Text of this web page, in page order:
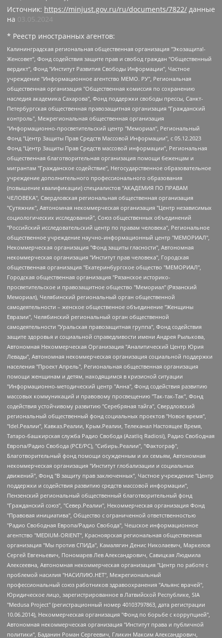
Источник: https://minjust.gov.ru/ru/documents/7822/ данные
на 03.05.2024
* Реестр иностранных агентов:
Калининградская региональная общественная организация "Экозащита!-Женсовет", Фонд содействия защите прав и свобод граждан "Общественный вердикт", Фонд "Институт Развития Свободы Информации", Частное учреждение "Информационное агентство МЕМО. РУ", Региональная общественная организация "Общественная комиссия по сохранению наследия академика Сахарова", Фонд поддержки свободы прессы, Санкт-Петербургская общественная правозащитная организация "Гражданский контроль", Межрегиональная общественная организация "Информационно-просветительский центр "Мемориал", Региональный Фонд "Центр Защиты Прав Средств Массовой Информации", с 05.12.2023 Фонд "Центр Защиты Прав Средств массовой информации", Региональная общественная благотворительная организация помощи беженцам и мигрантам "Гражданское содействие", Негосударственное образовательное учреждение дополнительного профессионального образования (повышение квалификации) специалистов "АКАДЕМИЯ ПО ПРАВАМ ЧЕЛОВЕКА", Свердловская региональная общественная организация "Сутяжник", Автономная некоммерческая организация "Центр независимых социологических исследований", Союз общественных объединений "Российский исследовательский центр по правам человека", Региональное общественное учреждение научно-информационный центр "МЕМОРИАЛ", Некоммерческая организация "Фонд защиты гласности", Автономная некоммерческая организация "Институт прав человека", Городская общественная организация "Екатеринбургское общество "МЕМОРИАЛ", Городская общественная организация "Рязанское историко-просветительское и правозащитное общество "Мемориал" (Рязанский Мемориал), Челябинский региональный орган общественной самодеятельности – женское общественное объединение "Женщины Евразии", Челябинский региональный орган общественной самодеятельности "Уральская правозащитная группа", Фонд содействия защите здоровья и социальной справедливости имени Андрея Рылькова, Автономная Некоммерческая Организация "Аналитический Центр Юрия Левады", Автономная некоммерческая организация социальной поддержки населения "Проект Апрель", Региональная общественная организация помощи женщинам и детям, находящимся в кризисной ситуации "Информационно-методический центр "Анна", Фонд содействия развитию массовых коммуникаций и правовому просвещению "Так-так-Так", Фонд содействия устойчивому развитию "Серебряная тайга", Свердловский региональный общественный фонд социальных проектов "Новое время", "Idel.Реалии", Кавказ.Реалии, Крым.Реалии, Телеканал Настоящее Время, Татаро-башкирская служба Радио Свобода (Azatliq Radiosi), Радио Свободная Европа/Радио Свобода (PCE/PC), "Сибирь.Реалии", "Фактограф", Благотворительный фонд помощи осужденным и их семьям, Автономная некоммерческая организация "Институт глобализации и социальных движений", Фонд "В защиту прав заключенных", Частное учреждение "Центр поддержки и содействия развитию средств массовой информации", Пензенский региональный общественный благотворительный фонд "Гражданский союз", "Север.Реалии", Некоммерческая организация Фонд "Правовая инициатива", Общество с ограниченной ответственностью "Радио Свободная Европа/Радио Свобода", Чешское информационное агентство "MEDIUM-ORIENT", Красноярская региональная общественная организация "Мы против СПИДа", Камалягин Денис Николаевич, Маркелов Сергей Евгеньевич, Пономарев Лев Александрович, Савицкая Людмила Алексеевна, Автономная некоммерческая организация "Центр по работе с проблемой насилия "НАСИЛИЮ.НЕТ", Межрегиональный профессиональный союз работников здравоохранения "Альянс врачей", Юридическое лицо, зарегистрированное в Латвийской Республике, SIA "Medusa Project" (регистрационный номер 40103797863, дата регистрации 10.06.2014), Некоммерческая организация "Фонд по борьбе с коррупцией", Автономная некоммерческая организация "Институт права и публичной политики", Баданин Роман Сергеевич, Гликин Максим Александрович, Железнова Мария Михайловна, Лукьянова Юлия Сергеевна, Маетная Елизавета Витальевна, Маняхин Петр Борисович, Чуракова Ольга Владимировна, Ярош Юлия Петровна, Юридическое лицо "The Insider SIA", зарегистрированное в Риге, Латвийская Республика (дата регистрации 26.06.2015), являющееся администратором доменного имени интернет-издания "The Insider SIA", https://theins.ru, Постернак Алексей Евгеньевич, Рубин Михаил Аркадьевич, Анин Роман Александрович, Юридическое лицо Istories fonds, зарегистрированное в Латвийской Республике (регистрационный номер 50008295751, дата регистрации 24.02.2020), Великовский Дмитрий Александрович, Долинина Ирина Николаевна, Мароховская Алеся Алексеевна, Шлейнов Роман Юрьевич, Шмагун Олеся Валентиновна, Общество с ограниченной ответственностью "Альтаир 2021", Общество с ограниченной ответственностью "Вега 2021", Общество с ограниченной ответственностью "Главный редактор 2021", Общество с ограниченной ответственностью "Ромашки монолит", Важенков Артем Валерьевич, Ивановская областная общественная организация "Центр гендерных исследований", Гурман Юрий Альбертович, Медиапроект "ОВД-Инфо", Егоров Владимир Владимирович, Жилинский Владимир Александрович, Общество с ограниченной ответственностью "ЗП", Иванова София Юрьевна, Карезина Инна Павловна, Кильтау Екатерина Викторовна, Петров Алексей Викторович, Пискунов Сергей Евгеньевич, Смирнов Сергей Сергеевич, Тихонов Михаил Сергеевич, Общество с ограниченной ответственностью "ЖУРНАЛИСТ-ИНОСТРАННЫЙ АГЕНТ", Арапова Галина Юрьевна, Вольтская Татьяна Анатольевна, Американская компания "Mason G.E.S. Anonymous Foundation" (США), являющаяся владельцем интернет-издания https://mnews.world/, Компания "Stichting Bellingcat", зарегистрированная в Нидерландах (дата регистрации 11.07.2018), Захаров Андрей Вячеславович, Клепиковская Екатерина Дмитриевна, Общество с ограниченной ответственностью "МЕМО", Перл Роман Александрович, Симонов Евгений Алексеевич, Соловьева Елена Анатольевна, Сотников Даниил Владимирович, Сурначева Елизавета Дмитриевна, Автономная некоммерческая организация по защите прав человека и информированию населения "Якутия – Наше Мнение", Общество с ограниченной ответственностью "Москоу диджитал медиа", с 26.01.2023 Общество с ограниченной ответственностью "Чайка Белые сады", Ветошкина Валерия Валерьевна, Заговора Максим Александрович, Межрегиональное общественное движение "Российская ЛГБТ - сеть", Оленичев Максим Владимирович, Павлов Иван Юрьевич, Скворцова Елена Сергеевна, Общество с ограниченной ответственностью "Как бы инагент", Кочетков Игорь Викторович, Общество с ограниченной ответственностью "Честные выборы", Еланчик Олег Александрович, Общество с ограниченной ответственностью "Нобелевский призыв", Гималова Регина Эмилевна, Григорьев Андрей Валерьевич, Григорьева Алина Александровна, Ассоциация по содействию защите прав призывников, альтернативнослужащих и военнослужащих "Правозащитная группа "Гражданин.Армия.Право", Хисамова Регина Фаритовна, Автономная некоммерческая организация по реализации социально-правовых программ "Лилит", Дальневосточное общественное движение "Маяк", Санкт-Петербургская ЛГБТ-инициативная группа "Выход", Инициативная группа ЛГБТ+ "Реверс", Алексеев Андрей Викторович, Бекбулатова Таисия Львовна, Беляев Иван Михайлович, Владыкина Елена Сергеевна, Гельман Марат Александрович, Никульшина Вероника Юрьевна, Толоконникова Надежда Андреевна, Шендерович Виктор Анатольевич, Общество с ограниченной ответственностью "Данное сообщение", Общество с ограниченной ответственностью Издательский дом "Новая глава", Айнбиндер Александра Александровна, Московский комьюнити-центр для ЛГБТ+инициатив, Благотворительный фонд развития филантропии, Deutsche Welle (Германия, Kurt-Schumacher-Strasse 3, 53113 Bonn), Борзунова Мария Михайловна, Воробьев Виктор Викторович, Голубева Анна Львовна, Константинова Алла Михайловна, Малкова Ирина Владимировна, Мурадов Мурад Абдулгалимович, Осетинская Елизавета Николаевна, Понасенков Евгений Николаевич, Ганапольский Матвей Юрьевич, Киселев Евгений Алексеевич, Борухович Ирина Григорьевна, Дремин Иван Тимофеевич, Дубровский Дмитрий Викторович, Красноярская региональная общественная организация поддержки и развития альтернативных образовательных технологий и межкультурных коммуникаций "ИНТЕРРА", Маяковская Екатерина Алексеевна, Фейгин Марк Захарович, Филимонов Андрей Викторович, Дзугкоева Регина Николаевна, Доброхотов Роман Александрович, Дудь Юрий Александрович, Елкин Сергей Владимирович, Кругликов Кирилл Игоревич, Сабунаева Мария Леонидовна, Семенов Алексей Владимирович, Шаинян Карен Багратович, Шульман Екатерина Михайловна, Асафьев Артур Валерьевич, Вахштайн Виктор Семенович, Венедиктов Алексей Алексеевич, Лушникова Екатерина Евгеньевна, Волков Леонид Михайлович, Невзоров Александр Глебович, Пархоменко Сергей Борисович, Сироткин Ярослав Николаевич, Кара-Мурза Владимир Владимирович, Баранова Наталья Владимировна, Гозман Леонид Яковлевич, Кагарлицкий Борис Юльевич, Климарев Михаил Валерьевич, Милов Владимир Станиславович, Автономная некоммерческая организация Краснодарский центр современного искусства "Типография", Моргенштерн Алишер Тагирович, Соболь Любовь Эдуардовна, Общество с ограниченной ответственностью "ЛИЗА НОРМ", Каспаров Гарри Кимович, Ходорковский Михаил Борисович, Общество с ограниченной ответственностью "Апрельские тезисы", Данилович Ирина Брониславовна, Кашин Олег Владимирович, Петров Николай Владимирович, Пивоваров Алексей Владимирович, Соколов Михаил Владимирович, Цветкова Юлия Владимировна, Чичваркин Евгений Александрович, Комитет против пыток/Команда против пыток, Общество с ограниченной ответственностью "Первый научный", Общество с ограниченной ответственностью "Вертолет и ко", Белоцерковская Вероника Борисовна, Кац Максим Евгеньевич, Лазарева Татьяна Юрьевна, Шаведдинов Руслан Табризович, Яшин Илья Валерьевич, Общество с ограниченной ответственностью "Иноагент ААВ", Алешковский Дмитрий Петрович, Альбац Евгения Марковна, Быков Дмитрий Львович, Галямина Юлия Евгеньевна, Лойко Сергей Леонидович, Мартынов Кирилл Константинович, Медведев Сергей Александрович, Крашенинников Федор Геннадиевич, Гордеева Катерина Вл